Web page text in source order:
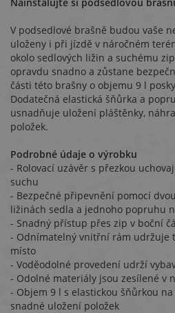
V podsedlové brašně budou vaše
uloženy i při jízdě v náročném
okolo sedlových ližin a suchému
opravdu snadno a zůstane
části této brašny o objemu 9 l
Dodatečná elastická šňůrka a
usnadňuje uložení pláštěnky,
položek.
Podrobné údaje o výrobku
- Rolovací uzávěr s přezkou
suchu
- Bezpečné připevnění pomocí
ližinách sedla a jednoho popruhu
- Snadný přístup přes zip v boční
- Odnímatelný vnitřní rám udržuje
místo
- Voděodolné provedení udrží
- Odolné materiály jsou zesílené v
- Objem 9 l s elastickou šňůrkou
snadné uložení položek